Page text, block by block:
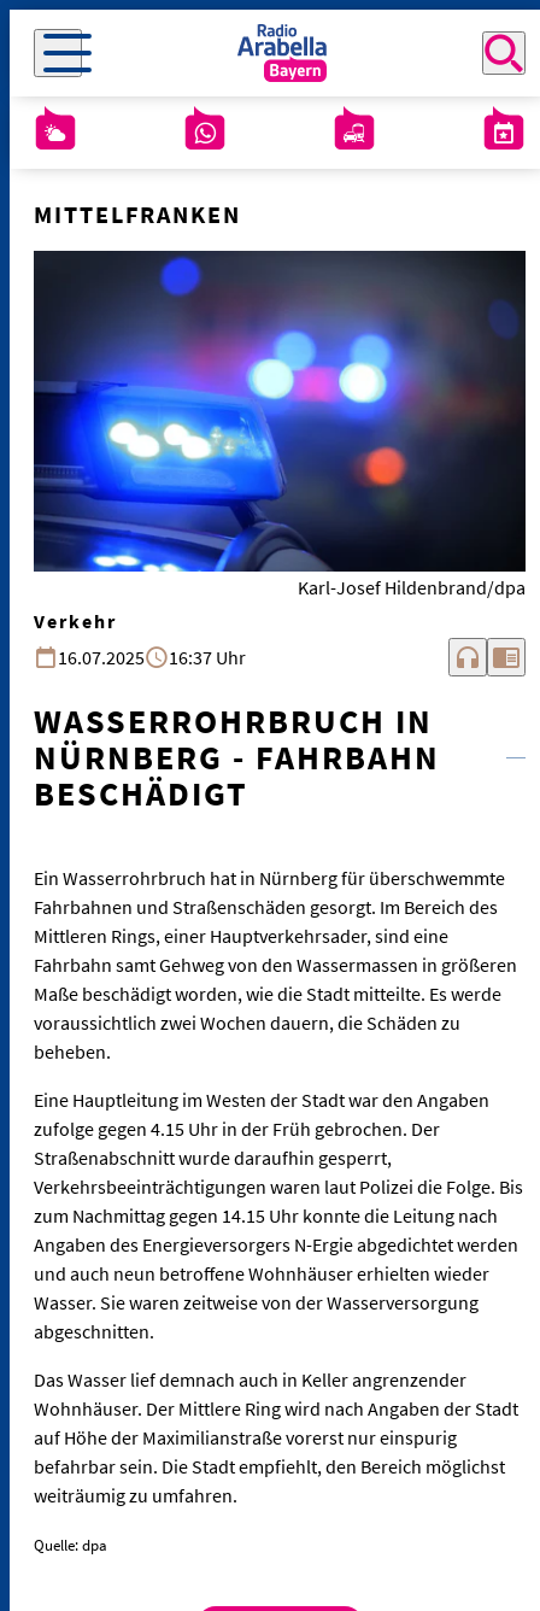
MITTELFRANKEN
Karl-Josef Hildenbrand/dpa
Verkehr
16.07.2025
16:37 Uhr headphones chrome_reader_mode
WASSERROHRBRUCH IN
NÜRNBERG - FAHRBAHN
BESCHÄDIGT
Ein Wasserrohrbruch hat in Nürnberg für überschwemmte
Fahrbahnen und Straßenschäden gesorgt. Im Bereich des
Mittleren Rings, einer Hauptverkehrsader, sind eine
Fahrbahn samt Gehweg von den Wassermassen in größeren
Maße beschädigt worden, wie die Stadt mitteilte. Es werde
voraussichtlich zwei Wochen dauern, die Schäden zu
beheben.
Eine Hauptleitung im Westen der Stadt war den Angaben
zufolge gegen 4.15 Uhr in der Früh gebrochen. Der
Straßenabschnitt wurde daraufhin gesperrt,
Verkehrsbeeinträchtigungen waren laut Polizei die Folge. Bis
zum Nachmittag gegen 14.15 Uhr konnte die Leitung nach
Angaben des Energieversorgers N-Ergie abgedichtet werden
und auch neun betroffene Wohnhäuser erhielten wieder
Wasser. Sie waren zeitweise von der Wasserversorgung
abgeschnitten.
Das Wasser lief demnach auch in Keller angrenzender
Wohnhäuser. Der Mittlere Ring wird nach Angaben der Stadt
auf Höhe der Maximilianstraße vorerst nur einspurig
befahrbar sein. Die Stadt empfiehlt, den Bereich möglichst
weiträumig zu umfahren.
Quelle: dpa